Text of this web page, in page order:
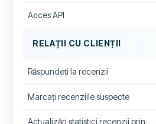
Acces API
RELAȚII CU CLIENȚII
Răspundeți la recenzii
Marcați recenziile suspecte
Actualizări statistici recenzii prin